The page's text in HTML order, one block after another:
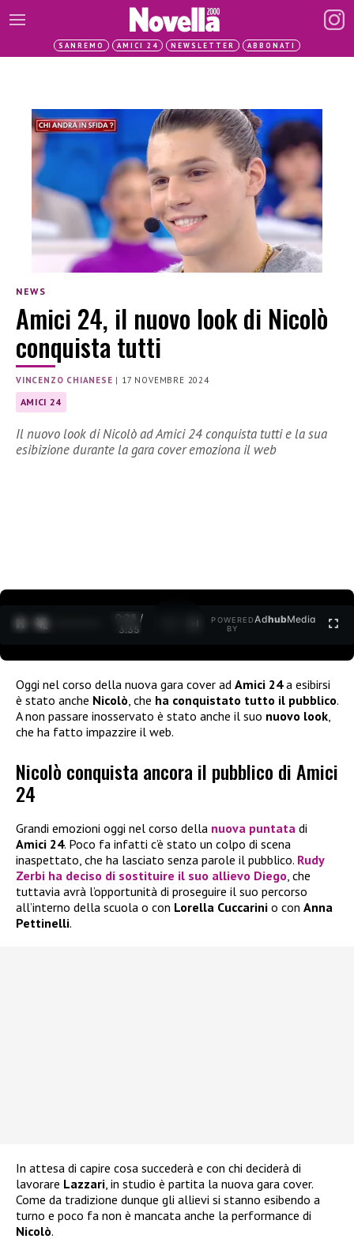
SANREMO AMICI 24 NEWSLETTER ABBONATI
NEWS
Amici 24, il nuovo look di Nicolò
conquista tutti
VINCENZO CHIANESE | 17 NOVEMBRE 2024
AMICI 24
Il nuovo look di Nicolò ad Amici 24 conquista tutti e la sua
esibizione durante la gara cover emoziona il web
0:30 /
3:35
POWERED
BY
AdhubMedia
Oggi nel corso della nuova gara cover ad Amici 24a esibirsi
è stato anche Nicolò , che ha conquistato tutto il pubblico.
A non passare inosservato è stato anche il suo nuovo look
che ha fatto impazzire il web.
Nicolò conquista ancora il pubblico di Amici
24
Grandi emozioni oggi nel corso della nuova puntata di
Amici 24. Poco fa infatti c’è stato un colpo di scena
inaspettato, che ha lasciato senza parole il pubblico. Rudy
Zerbi ha deciso di sostituire il suo allievo Diego, che
tuttavia avrà l’opportunità di proseguire il suo percorso
all’interno della scuola o con Lorella Cuccarini o con Anna
Pettinelli.
In attesa di capire cosa succederà e con chi deciderà di
lavorare Lazzari, in studio è partita la nuova gara cover.
Come da tradizione dunque gli allievi si stanno esibendo a
turno e poco fa non è mancata anche la performance di
Nicolò.